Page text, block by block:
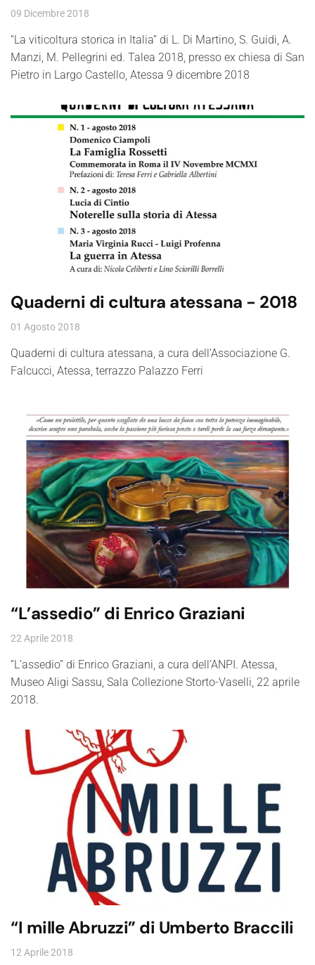
09 Dicembre 2018
“La viticoltura storica in Italia” di L. Di Martino, S. Guidi, A.
Manzi, M. Pellegrini ed. Talea 2018, presso ex chiesa di San
Pietro in Largo Castello, Atessa 9 dicembre 2018
Quaderni di cultura atessana - 2018
01 Agosto 2018
Quaderni di cultura atessana, a cura dell’Associazione G.
Falcucci, Atessa, terrazzo Palazzo Ferri
“L’assedio” di Enrico Graziani
22 Aprile 2018
“L’assedio” di Enrico Graziani, a cura dell’ANPI. Atessa,
Museo Aligi Sassu, Sala Collezione Storto-Vaselli, 22 aprile
2018.
“I mille Abruzzi” di Umberto Braccili
12 Aprile 2018